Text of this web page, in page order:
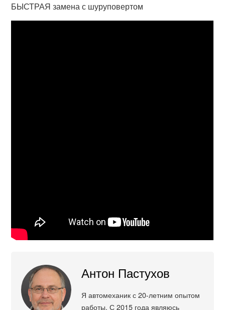
БЫСТРАЯ замена с шуруповертом
Антон Пастухов
Я автомеханик с 20-летним опытом
работы. С 2015 года являюсь